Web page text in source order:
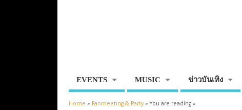
EVENTS MUSIC ข่าวบันเทิง
Home » Fanmeeting & Party » You are reading »